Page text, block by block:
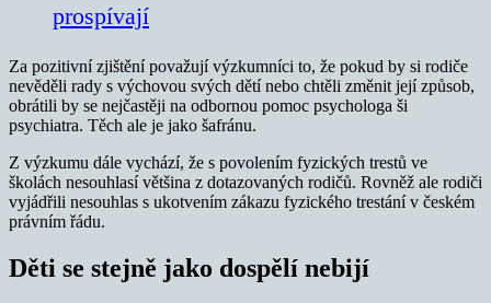
prospívají
Za pozitivní zjištění považují výzkumníci to, že pokud by si rodiče
nevěděli rady s výchovou svých dětí nebo chtěli změnit její způsob,
obrátili by se nejčastěji na odbornou pomoc psychologa ši
psychiatra. Těch ale je jako šafránu.
Z výzkumu dále vychází, že s povolením fyzických trestů ve
školách nesouhlasí většina z dotazovaných rodičů. Rovněž ale rodiči
vyjádřili nesouhlas s ukotvením zákazu fyzického trestání v českém
právním řádu.
Děti se stejně jako dospělí nebijí